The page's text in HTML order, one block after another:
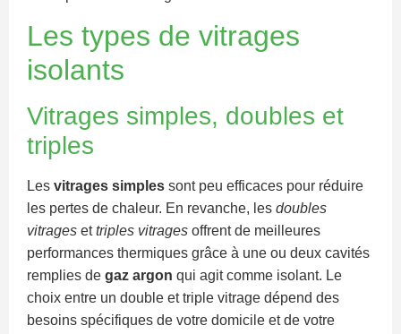
Les types de vitrages
isolants
Vitrages simples, doubles et
triples
Les vitrages simples sont peu efficaces pour réduire
les pertes de chaleur. En revanche, les doubles
vitrages ettriples vitrages offrent de meilleures
performances thermiques grâce à une ou deux cavités
remplies de gaz argon qui agit comme isolant. Le
choix entre un double et triple vitrage dépend des
besoins spécifiques de votre domicile et de votre